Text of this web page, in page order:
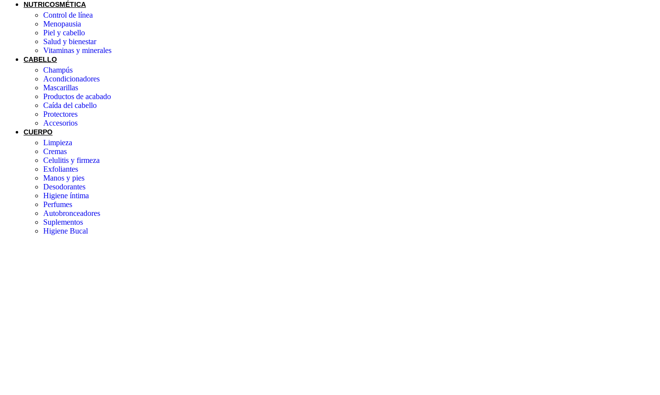
NUTRICOSMÉTICA
Control de línea
Menopausia
Piel y cabello
Salud y bienestar
Vitaminas y minerales
CABELLO
Champús
Acondicionadores
Mascarillas
Productos de acabado
Caída del cabello
Protectores
Accesorios
CUERPO
Limpieza
Cremas
Celulitis y firmeza
Exfoliantes
Manos y pies
Desodorantes
Higiene íntima
Perfumes
Autobronceadores
Suplementos
Higiene Bucal